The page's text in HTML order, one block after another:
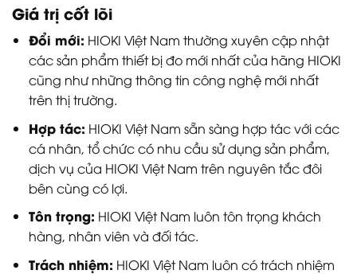
Giá trị cốt lõi
Đổi mới: HIOKI Việt Nam thường xuyên cập nhật
các sản phẩm thiết bị đo mới nhất của hãng HIOKI
cũng như những thông tin công nghệ mới nhất
trên thị trường.
Hợp tác: HIOKI Việt Nam sẵn sàng hợp tác với các
cá nhân, tổ chức có nhu cầu sử dụng sản phẩm,
dịch vụ của HIOKI Việt Nam trên nguyên tắc đôi
bên cùng có lợi.
Tôn trọng: HIOKI Việt Nam luôn tôn trọng khách
hàng, nhân viên và đối tác.
Trách nhiệm: HIOKI Việt Nam luôn có trách nhiệm